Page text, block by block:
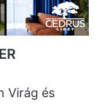
Virág és